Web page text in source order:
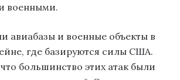
военными.
авиабазы и военные объекты в
где базируются силы США.
большинство этих атак были